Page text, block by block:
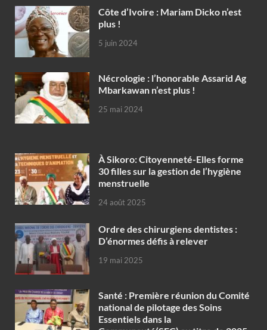
Côte d’Ivoire : Mariam Dicko n’est
plus !
5 juin 2024
Nécrologie : l’honorable Assarid Ag
Mbarkawan n’est plus !
25 mai 2024
À Sikoro: Citoyenneté-Elles forme
30 filles sur la gestion de l’hygiène
menstruelle
24 août 2025
Ordre des chirurgiens dentistes :
D’énormes défis à relever
19 mai 2025
Santé : Première réunion du Comité
national de pilotage des Soins
Essentiels dans la